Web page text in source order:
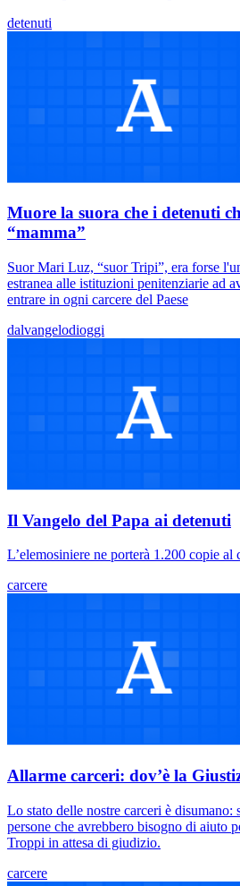
detenuti
Muore la suora che i detenuti
“mamma”
Suor Mari Luz, “suor Tripi”, era forse
estranea alle istituzioni penitenziarie ad
entrare in ogni carcere del Paese
dalvangelodioggi
Il Vangelo del Papa ai detenuti
L’elemosiniere ne porterà 1.200 copie
carcere
Allarme carceri: dov’è la
Lo stato delle nostre carceri è disumano:
persone che avrebbero bisogno di aiuto
Troppi in attesa di giudizio.
carcere